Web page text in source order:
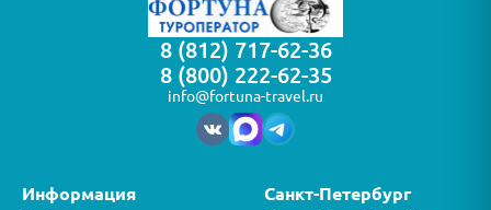
8 (812) 717-62-36
8 (800) 222-62-35
info@fortuna-travel.ru
Информация Санкт-Петербург